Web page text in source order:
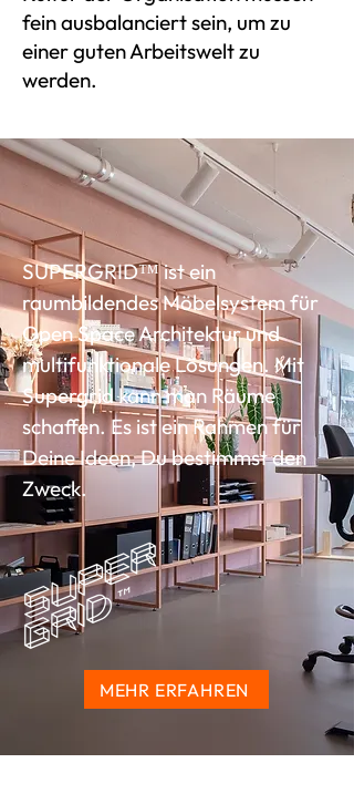
fein ausbalanciert sein, um zu
einer guten Arbeitswelt zu
werden.
SUPERGRID™ ist ein
raumbildendes Möbelsystem für
Open Space Architektur und
multifunktionale Lösungen. Mit
Supergrid kann man Räume
schaffen. Es ist ein Rahmen für
Deine Ideen, Du bestimmst den
Zweck.
MEHR ERFAHREN